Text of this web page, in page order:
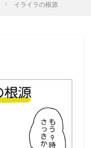
イライラの根源